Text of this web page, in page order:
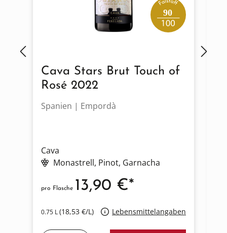
90
Cava Stars Brut Touch of
Rosé 2022
Spanien | Empordà
Cava
Monastrell, Pinot, Garnacha
0.75 L(18,53 €/L) Lebensmittelangaben
pro Flasche 13,90 €*